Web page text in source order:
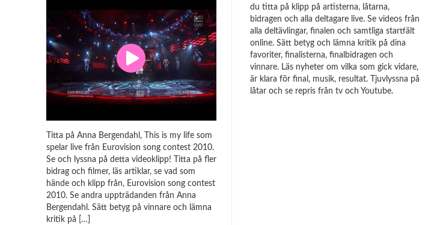
Titta på Anna Bergendahl, This is my life som
spelar live från Eurovision song contest 2010.
Se och lyssna på detta videoklipp! Titta på fler
bidrag och filmer, läs artiklar, se vad som
hände och klipp från, Eurovision song contest
2010. Se andra uppträdanden från Anna
Bergendahl. Sätt betyg på vinnare och lämna
kritik på […]
du titta på klipp på artisterna, låtarna,
bidragen och alla deltagare live. Se videos från
alla deltävlingar, finalen och samtliga startfält
online. Sätt betyg och lämna kritik på dina
favoriter, finalisterna, finalbidragen och
vinnare. Läs nyheter om vilka som gick vidare,
är klara för final, musik, resultat. Tjuvlyssna på
låtar och se repris från tv och Youtube.